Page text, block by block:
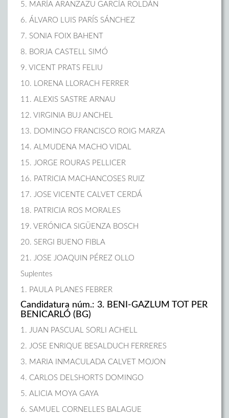
5. MARÍA ARANZAZU GARCÍA ROLDÁN
6. ÁLVARO LUIS PARÍS SÁNCHEZ
7. SONIA FOIX BAHENT
8. BORJA CASTELL SIMÓ
9. VICENT PRATS FELIU
10. LORENA LLORACH FERRER
11. ALEXIS SASTRE ARNAU
12. VIRGINIA BUJ ANCHEL
13. DOMINGO FRANCISCO ROIG MARZA
14. ALMUDENA MACHO VIDAL
15. JORGE ROURAS PELLICER
16. PATRICIA MACHANCOSES RUIZ
17. JOSE VICENTE CALVET CERDÁ
18. PATRICIA ROS MORALES
19. VERÓNICA SIGÜENZA BOSCH
20. SERGI BUENO FIBLA
21. JOSE JOAQUIN PÉREZ OLLO
Suplentes
1. PAULA PLANES FEBRER
Candidatura núm.: 3. BENI-GAZLUM TOT PER
BENICARLÓ (BG)
1. JUAN PASCUAL SORLI ACHELL
2. JOSE ENRIQUE BESALDUCH FERRERES
3. MARIA INMACULADA CALVET MOJON
4. CARLOS DELSHORTS DOMINGO
5. ALICIA MOYA GAYA
6. SAMUEL CORNELLES BALAGUE